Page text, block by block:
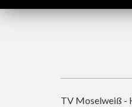
TV Moselweiß -